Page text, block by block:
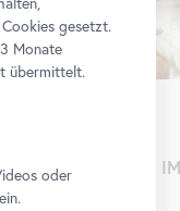
bis
gesetzt.
Monate
übermittelt.
oder